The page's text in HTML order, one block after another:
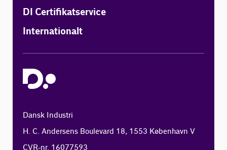
DI Certifikatservice
Internationalt
Dansk Industri
H. C. Andersens Boulevard 18, 1553 København V
CVR-nr. 16077593